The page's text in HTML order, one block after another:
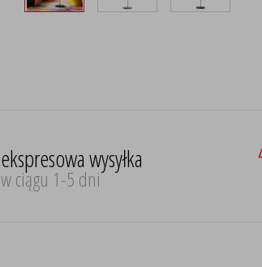
ekspresowa wysyłka
w ciągu 1-5 dni